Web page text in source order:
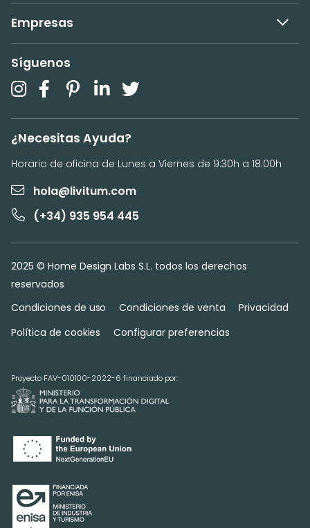
Empresas
Síguenos
¿Necesitas Ayuda?
Horario de oficina de Lunes a Viernes de 9:30h a 18:00h
hola@livitum.com
(+34) 935 954 445
2025 © Home Design Labs S.L. todos los derechos
reservados
Condiciones de uso
Condiciones de venta
Privacidad
Política de cookies
Configurar preferencias
Proyecto FAV-010100-2022-6 financiado por: